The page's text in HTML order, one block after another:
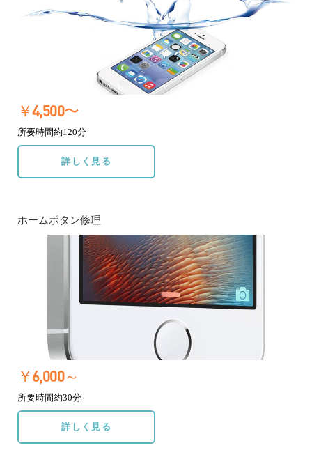
￥4,500〜
所要時間約120分
詳しく見る
ホームボタン修理
￥6,000～
所要時間約30分
詳しく見る